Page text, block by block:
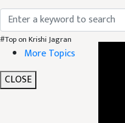
#Top on Krishi Jagran
More Topics
CLOSE